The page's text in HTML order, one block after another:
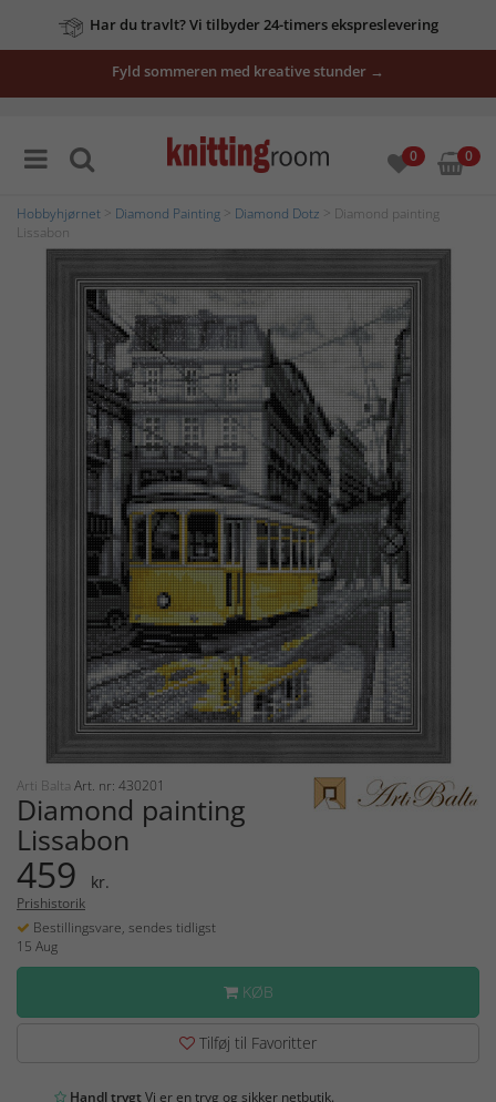
Har du travlt? Vi tilbyder 24-timers ekspreslevering
Fyld sommeren med kreative stunder →
0 0
Hobbyhjørnet Diamond Painting Diamond Dotz > Diamond painting
Lissabon
Arti Balta Art. nr: 430201
Diamond painting
Lissabon
459 kr.
Prishistorik
Bestillingsvare, sendes tidligst
15 Aug
KØB
Tilføj til Favoritter
Handl trygtVi er en tryg og sikker netbutik.